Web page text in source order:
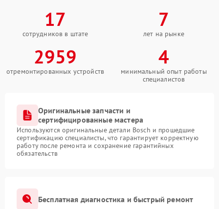
17
сотрудников в штате
7
лет на рынке
2959
отремонтированных устройств
4
минимальный опыт работы
специалистов
Оригинальные запчасти и
сертифицированные мастера
Используются оригинальные детали Bosch и прошедшие
сертификацию специалисты, что гарантирует корректную
работу после ремонта и сохранение гарантийных
обязательств
Бесплатная диагностика и быстрый ремонт